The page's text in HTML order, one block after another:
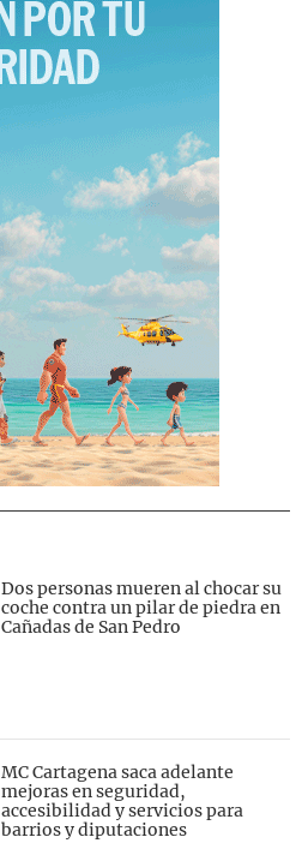
Dos personas mueren al chocar su
coche contra un pilar de piedra en
Cañadas de San Pedro
MC Cartagena saca adelante
mejoras en seguridad,
accesibilidad y servicios para
barrios y diputaciones